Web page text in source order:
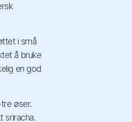
i små
å bruke
en god
øser.
sriracha.